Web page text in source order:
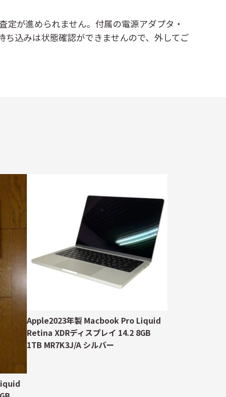
が進められません。付属の電源アダプタ・
込みは状態確認ができませんので、外してご
Apple2023年製 Macbook Pro Liquid
Retina XDRディスプレイ 14.2 8GB
1TB MR7K3J/A シルバー